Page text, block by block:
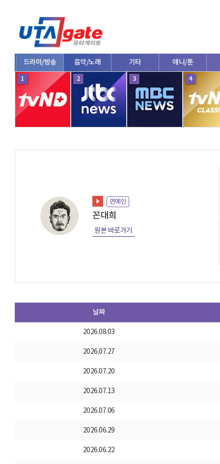
드라마/방송 음악/노래 기타 애니/툰
1 2 3 4
연예인
꼰대희
원본 바로가기
날짜
2026.08.03
2026.07.27
2026.07.20
2026.07.13
2026.07.06
2026.06.29
2026.06.22